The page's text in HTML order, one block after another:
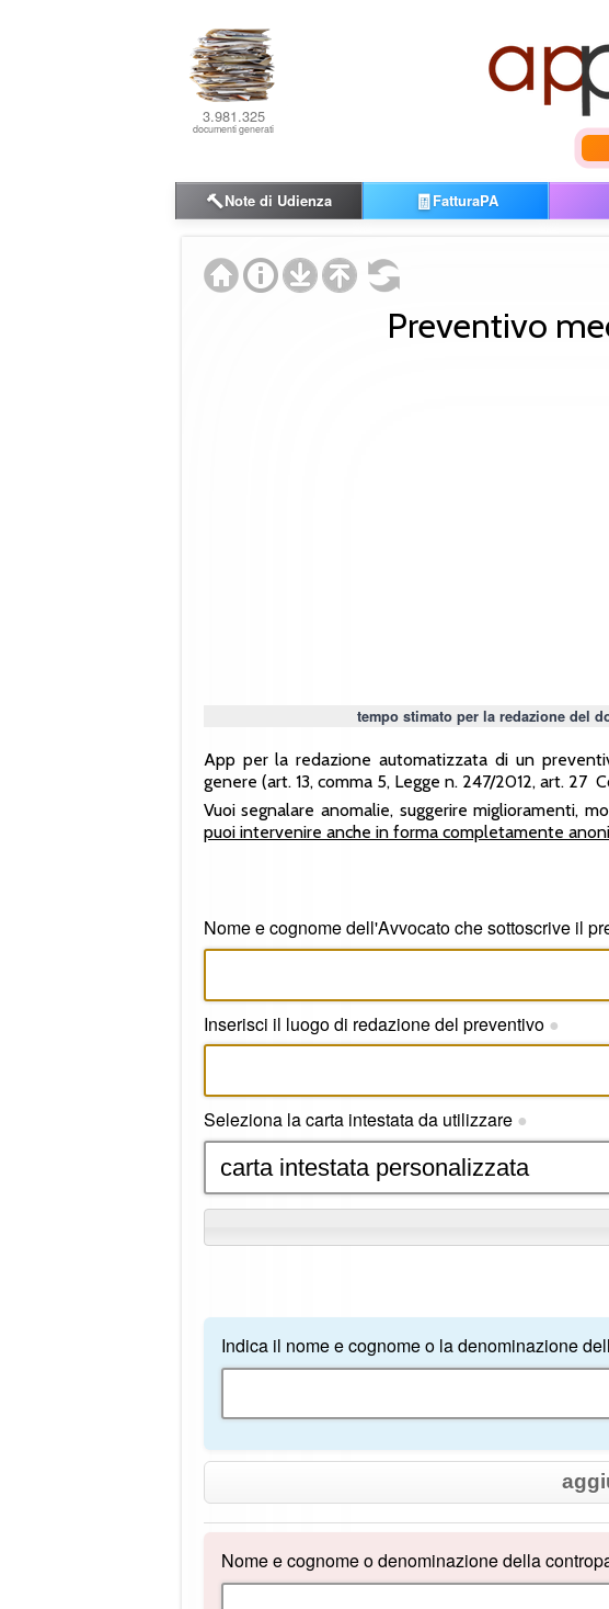
3.981.325
documenti generati
🔨Note di Udienza 🧾FatturaPA
Preventivo
tempo stimato per la redazione del
App per la redazione automatizzata di un
genere (art. 13, comma 5, Legge n. 247/2012, art. 27
Vuoi segnalare anomalie, suggerire miglioramenti,
puoi intervenire anche in forma completamente
Nome e cognome dell'Avvocato che sottoscrive il
Inserisci il luogo di redazione del preventivo ●
Seleziona la carta intestata da utilizzare ●
Indica il nome e cognome o la denominazione
Nome e cognome o denominazione della